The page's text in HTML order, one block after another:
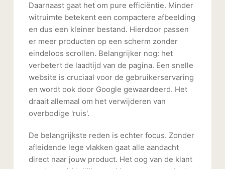
Daarnaast gaat het om pure efficiëntie. Minder
witruimte betekent een compactere afbeelding
en dus een kleiner bestand. Hierdoor passen
er meer producten op een scherm zonder
eindeloos scrollen. Belangrijker nog: het
verbetert de laadtijd van de pagina. Een snelle
website is cruciaal voor de gebruikerservaring
en wordt ook door Google gewaardeerd. Het
draait allemaal om het verwijderen van
overbodige 'ruis'.
De belangrijkste reden is echter focus. Zonder
afleidende lege vlakken gaat alle aandacht
direct naar jouw product. Het oog van de klant